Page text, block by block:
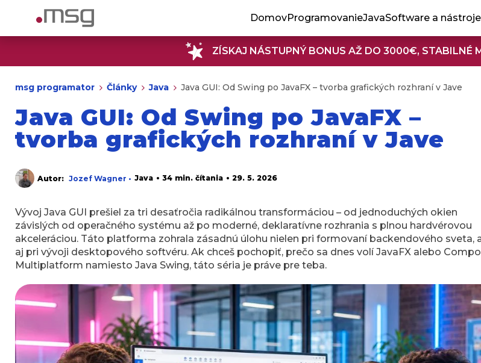
DomovProgramovanieJavaSoftware a nástroje
ZÍSKAJ NÁSTUPNÝ BONUS AŽ DO 3000€, STABILNÉ
msg programator Články Java Java GUI: Od Swing po JavaFX – tvorba grafických rozhraní v Jave
Java GUI: Od Swing po JavaFX –
tvorba grafických rozhraní v Jave
Autor: Jozef Wagner • Java • 34 min. čítania • 29. 5. 2026
Vývoj Java GUI prešiel za tri desaťročia radikálnou transformáciou – od jednoduchých okien
závislých od operačného systému až po moderné, deklaratívne rozhrania s plnou hardvérovou
akceleráciou. Táto platforma zohrala zásadnú úlohu nielen pri formovaní backendového sveta,
aj pri vývoji desktopového softvéru. Ak chceš pochopiť, prečo sa dnes volí JavaFX alebo
Multiplatform namiesto Java Swing, táto séria je práve pre teba.